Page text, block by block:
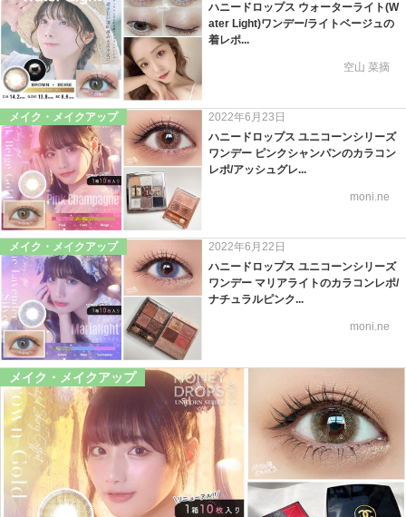
ハニードロップス ウォーターライト(W
ater Light)ワンデー/ライトベージュの
着レポ...
空山 菜摘
メイク・メイクアップ
2022年6月23日
ハニードロップス ユニコーンシリーズ
ワンデー ピンクシャンパンのカラコン
レポ/アッシュグレ...
moni.ne
メイク・メイクアップ
2022年6月22日
ハニードロップス ユニコーンシリーズ
ワンデー マリアライトのカラコンレポ/
ナチュラルピンク...
moni.ne
メイク・メイクアップ